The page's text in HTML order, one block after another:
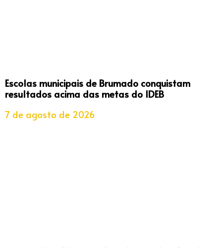
Escolas municipais de Brumado conquistam
resultados acima das metas do IDEB
7 de agosto de 2026